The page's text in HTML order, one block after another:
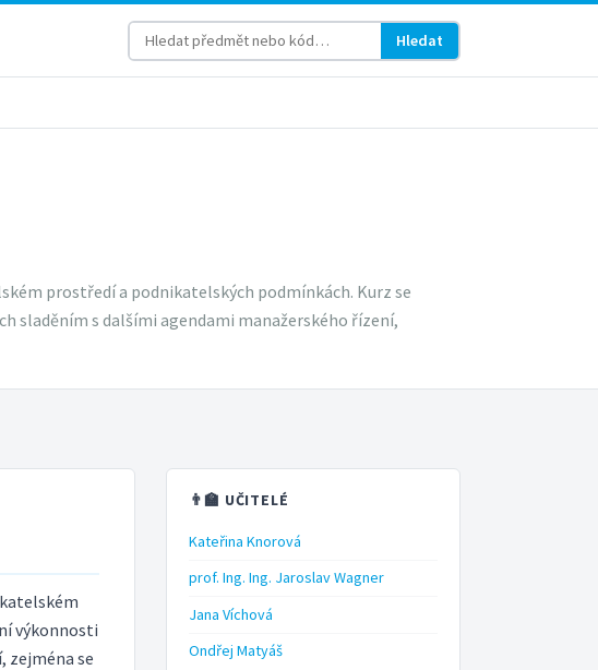
Hledat
prostředí a podnikatelských podmínkách. Kurz se
sladěním s dalšími agendami manažerského řízení,
výkonnosti
zejména se
👨‍🏫 UČITELÉ
Kateřina Knorová
prof. Ing. Ing. Jaroslav Wagner
Jana Víchová
Ondřej Matyáš